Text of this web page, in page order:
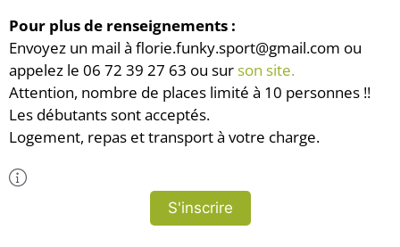
Pour plus de renseignements :
Envoyez un mail à florie.funky.sport@gmail.com ou
appelez le 06 72 39 27 63 ou surson site.
Attention, nombre de places limité à 10 personnes !!
Les débutants sont acceptés.
Logement, repas et transport à votre charge.
S'inscrire